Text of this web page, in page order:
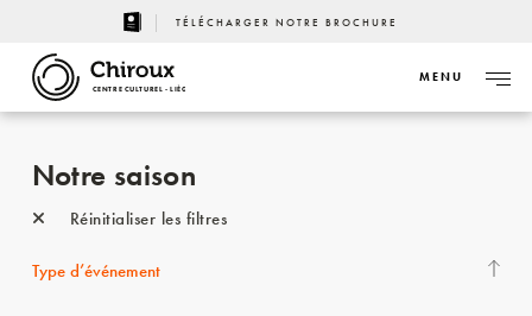
TÉLÉCHARGER NOTRE BROCHURE
CENTRE CULTUREL - LIÈGE
MENU
Notre saison
Réinitialiser les filtres
Type d’événement